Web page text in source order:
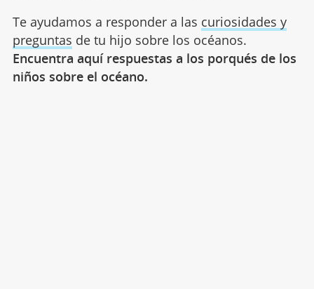
Te ayudamos a responder a las curiosidades y
preguntas de tu hijo sobre los océanos.
Encuentra aquí respuestas a los porqués de los
niños sobre el océano.